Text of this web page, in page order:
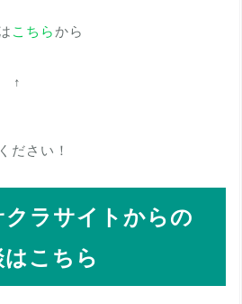
こちら から
ださい！
ラサイトからの
こちら